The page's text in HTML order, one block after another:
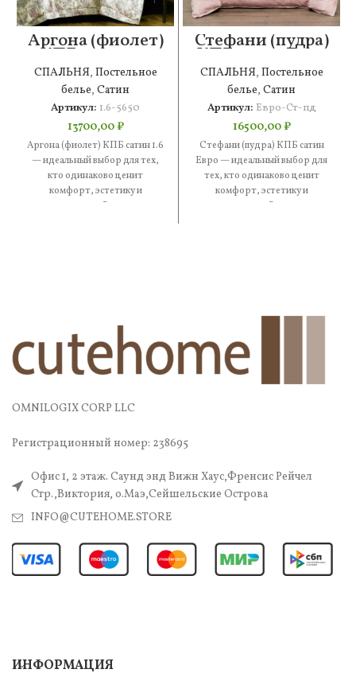
Аргона (фиолет)
КПБ сатин 1.6
СПАЛЬНЯ, Постельное
белье, Сатин
Артикул: 1.6-5650
13700,00₽
Аргона (фиолет) КПБ сатин 1.6
— идеальный выбор для тех,
кто одинаково ценит
комфорт, эстетику и
практичность. В составе —
Стефани (пудра)
КПБ сатин Евро
СПАЛЬНЯ, Постельное
белье, Сатин
Артикул: Евро-Ст-пд
16500,00₽
Стефани (пудра) КПБ сатин
Евро — идеальный выбор для
тех, кто одинаково ценит
комфорт, эстетику и
практичность. В составе —
OMNILOGIX CORP LLC
Регистрационный номер: 238695
Офис 1, 2 этаж. Саунд энд Вижн Хаус,Френсис Рейчел
Стр.,Виктория, о.Маэ,Сейшельские Острова
INFO@CUTEHOME.STORE
ИНФОРМАЦИЯ